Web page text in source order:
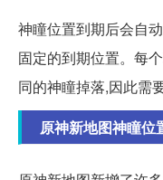
神瞳位置到期后会自
固定的到期位置。每
同的神瞳掉落,因此需
原神新地图神瞳位